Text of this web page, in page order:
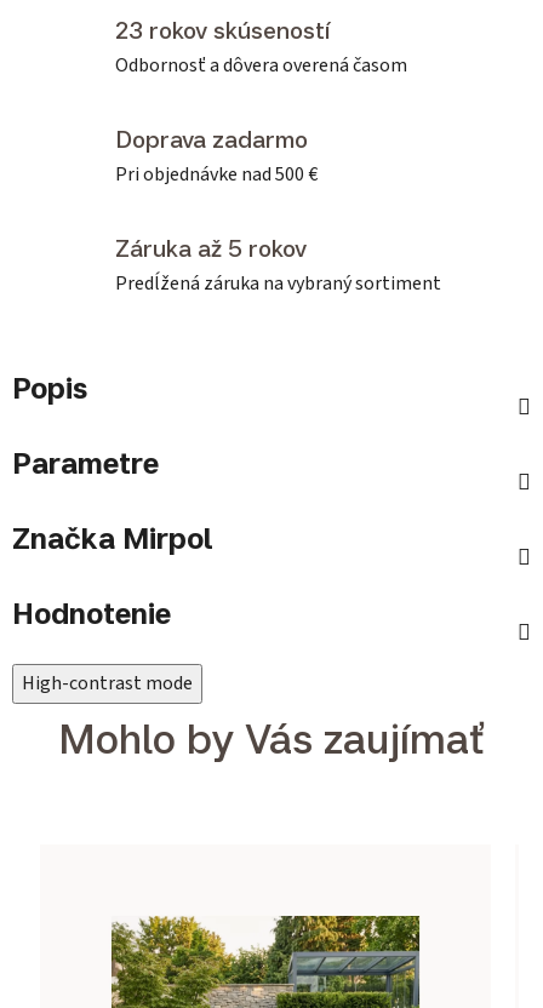
23 rokov skúseností
Odbornosť a dôvera overená časom
Doprava zadarmo
Pri objednávke nad 500 €
Záruka až 5 rokov
Predĺžená záruka na vybraný sortiment
Popis
Parametre
Značka Mirpol
Hodnotenie
High-contrast mode
Mohlo by Vás zaujímať